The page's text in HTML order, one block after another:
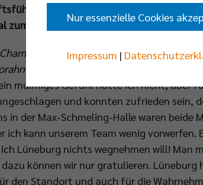
zollt der SVG Lüneburg großen
zum dritten Mal in Serie in die
League-Spielen gegen
oder zumindest ein mulmiges
mulmiges Gefühl hatte ich nicht, aber
und konnten zufrieden sein,
in der Max-Schmeling-Halle waren
ich kann unserem Team wenig
Lüneburg nichts wegnehmen will! Man
können wir nur gratulieren. Lüneburg
den Standort und auch für die
Nur essenzielle Cookies
Impressum |